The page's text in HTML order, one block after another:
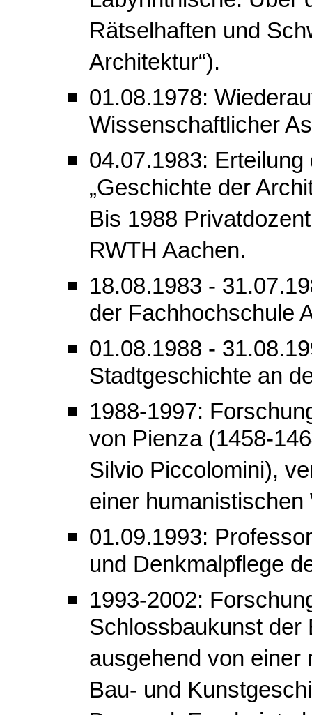
Rätselhaften und
Architektur“).
01.08.1978:
Wissenschaftlicher
04.07.1983:
„Geschichte der
Bis 1988
RWTH Aachen.
18.08.1983 -
der Fachhochschule
01.08.1988 -
Stadtgeschichte an
1988-1997:
von Pienza (1458-
Silvio Piccolomini),
einer
01.09.1993:
und Denkmalpflege
1993-2002:
Schlossbaukunst der
ausgehend von
Bau- und